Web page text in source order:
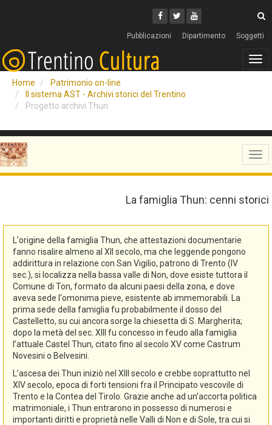
Facebook
Twitter
Youtube
Pubblicazioni Dipartimento Soggetti
Home
Patrimonio on-line
Il sistema AST - Archivi storici del Trentino
Progetto archivi Thun
La famiglia Thun: cenni storici
L'origine della famiglia Thun, che attestazioni documentarie
fanno risalire almeno al XII secolo, ma che leggende pongono
addirittura in relazione con San Vigilio, patrono di Trento (IV
sec.), si localizza nella bassa valle di Non, dove esiste tuttora il
Comune di Ton, formato da alcuni paesi della zona, e dove
aveva sede l'omonima pieve, esistente ab immemorabili. La
prima sede della famiglia fu probabilmente il dosso del
Castelletto, su cui ancora sorge la chiesetta di S. Margherita;
dopo la metà del sec. XIII fu concesso in feudo alla famiglia
l’attuale Castel Thun, citato fino al secolo XV come Castrum
Novesini o Belvesini.
L’ascesa dei Thun iniziò nel XIII secolo e crebbe soprattutto nel
XIV secolo, epoca di forti tensioni fra il Principato vescovile di
Trento e la Contea del Tirolo. Grazie anche ad un’accorta politica
matrimoniale, i Thun entrarono in possesso di numerosi e
importanti diritti e proprietà nelle Valli di Non e di Sole, tra cui si